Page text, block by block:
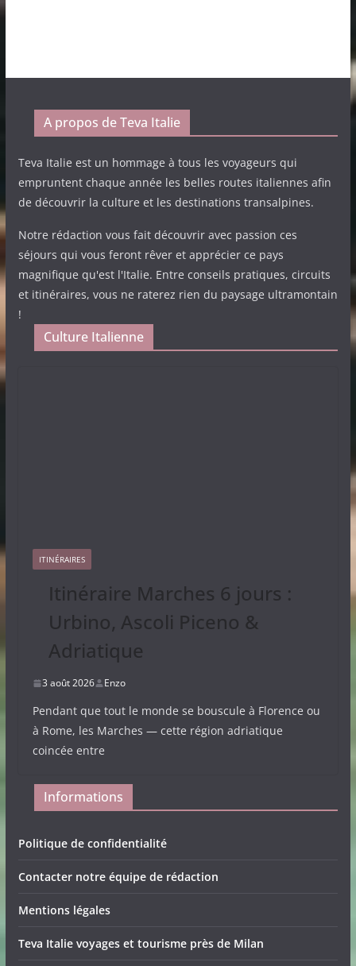
A propos de Teva Italie
Teva Italie est un hommage à tous les voyageurs qui
empruntent chaque année les belles routes italiennes afin
de découvrir la culture et les destinations transalpines.
Notre rédaction vous fait découvrir avec passion ces
séjours qui vous feront rêver et apprécier ce pays
magnifique qu'est l'Italie. Entre conseils pratiques, circuits
et itinéraires, vous ne raterez rien du paysage ultramontain
!
Culture Italienne
ITINÉRAIRES
Itinéraire Marches 6 jours :
Urbino, Ascoli Piceno &
Adriatique
3 août 2026 Enzo
Pendant que tout le monde se bouscule à Florence ou
à Rome, les Marches — cette région adriatique
coincée entre
Informations
Politique de confidentialité
Contacter notre équipe de rédaction
Mentions légales
Teva Italie voyages et tourisme près de Milan